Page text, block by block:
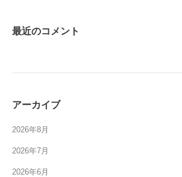
最近のコメント
アーカイブ
2026年8月
2026年7月
2026年6月